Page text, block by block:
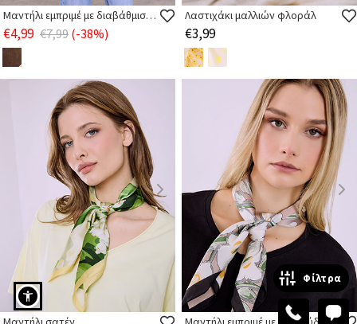
Φίλτρα
Μαντήλι εμπριμέ με διαβάθμιση χρώματος
€4,99 €7,99 (-38%)
Λαστιχάκι μαλλιών φλοράλ
€3,99